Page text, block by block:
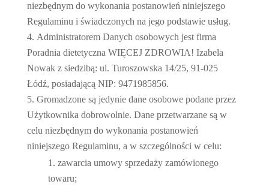
niezbędnym do wykonania postanowień niniejszego
Regulaminu i świadczonych na jego podstawie usług.
Administratorem Danych osobowych jest firma
Poradnia dietetyczna WIĘCEJ ZDROWIA! Izabela
Nowak z siedzibą: ul. Turoszowska 14/25, 91-025
Łódź, posiadającą NIP: 9471985856.
Gromadzone są jedynie dane osobowe podane przez
Użytkownika dobrowolnie. Dane przetwarzane są w
celu niezbędnym do wykonania postanowień
niniejszego Regulaminu, a w szczególności w celu:
zawarcia umowy sprzedaży zamówionego
towaru;